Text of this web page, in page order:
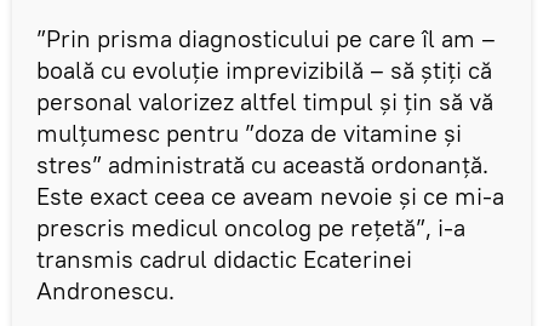
”Prin prisma diagnosticului pe care îl am –
boală cu evoluție imprevizibilă – să știți că
personal valorizez altfel timpul și țin să vă
mulțumesc pentru ”doza de vitamine și
stres” administrată cu această ordonanță.
Este exact ceea ce aveam nevoie și ce mi-a
prescris medicul oncolog pe rețetă”, i-a
transmis cadrul didactic Ecaterinei
Andronescu.